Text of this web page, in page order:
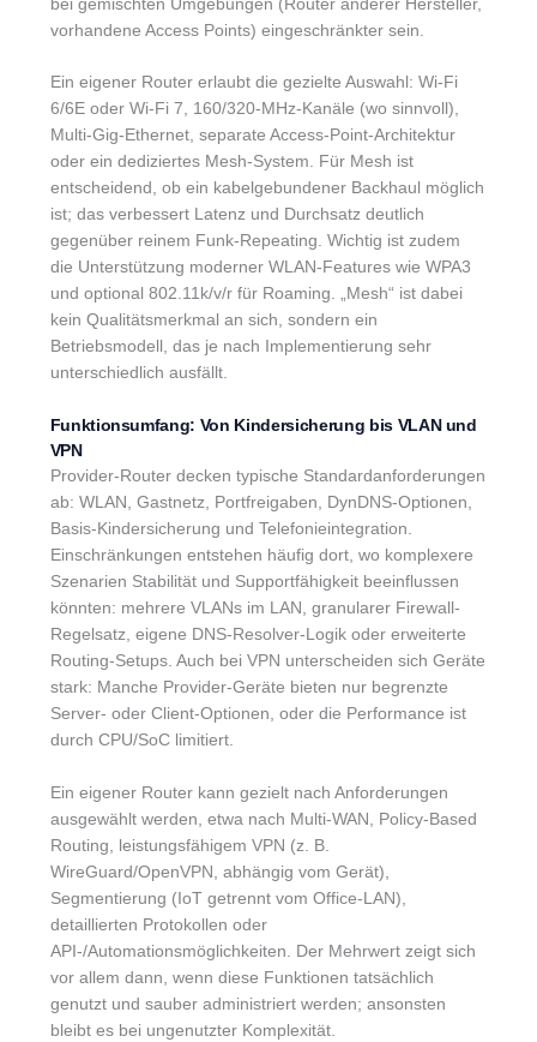
bei gemischten Umgebungen (Router anderer Hersteller,
vorhandene Access Points) eingeschränkter sein.
Ein eigener Router erlaubt die gezielte Auswahl: Wi‑Fi
6/6E oder Wi‑Fi 7, 160/320‑MHz‑Kanäle (wo sinnvoll),
Multi‑Gig‑Ethernet, separate Access-Point-Architektur
oder ein dediziertes Mesh-System. Für Mesh ist
entscheidend, ob ein kabelgebundener Backhaul möglich
ist; das verbessert Latenz und Durchsatz deutlich
gegenüber reinem Funk-Repeating. Wichtig ist zudem
die Unterstützung moderner WLAN-Features wie WPA3
und optional 802.11k/v/r für Roaming. „Mesh“ ist dabei
kein Qualitätsmerkmal an sich, sondern ein
Betriebsmodell, das je nach Implementierung sehr
unterschiedlich ausfällt.
Funktionsumfang: Von Kindersicherung bis VLAN und
VPN
Provider-Router decken typische Standardanforderungen
ab: WLAN, Gastnetz, Portfreigaben, DynDNS-Optionen,
Basis-Kindersicherung und Telefonieintegration.
Einschränkungen entstehen häufig dort, wo komplexere
Szenarien Stabilität und Supportfähigkeit beeinflussen
könnten: mehrere VLANs im LAN, granularer Firewall-
Regelsatz, eigene DNS-Resolver-Logik oder erweiterte
Routing-Setups. Auch bei VPN unterscheiden sich Geräte
stark: Manche Provider-Geräte bieten nur begrenzte
Server- oder Client-Optionen, oder die Performance ist
durch CPU/SoC limitiert.
Ein eigener Router kann gezielt nach Anforderungen
ausgewählt werden, etwa nach Multi-WAN, Policy-Based
Routing, leistungsfähigem VPN (z. B.
WireGuard/OpenVPN, abhängig vom Gerät),
Segmentierung (IoT getrennt vom Office-LAN),
detaillierten Protokollen oder
API-/Automationsmöglichkeiten. Der Mehrwert zeigt sich
vor allem dann, wenn diese Funktionen tatsächlich
genutzt und sauber administriert werden; ansonsten
bleibt es bei ungenutzter Komplexität.